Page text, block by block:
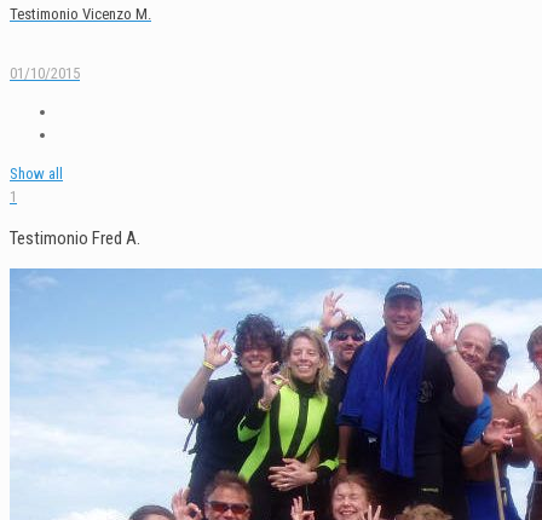
Testimonio Vicenzo M.
01/10/2015
Show all
1
Testimonio Fred A.